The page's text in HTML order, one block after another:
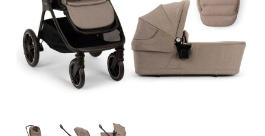
Reservedele
Kampagner
Tips til gaver
Vores favoritter